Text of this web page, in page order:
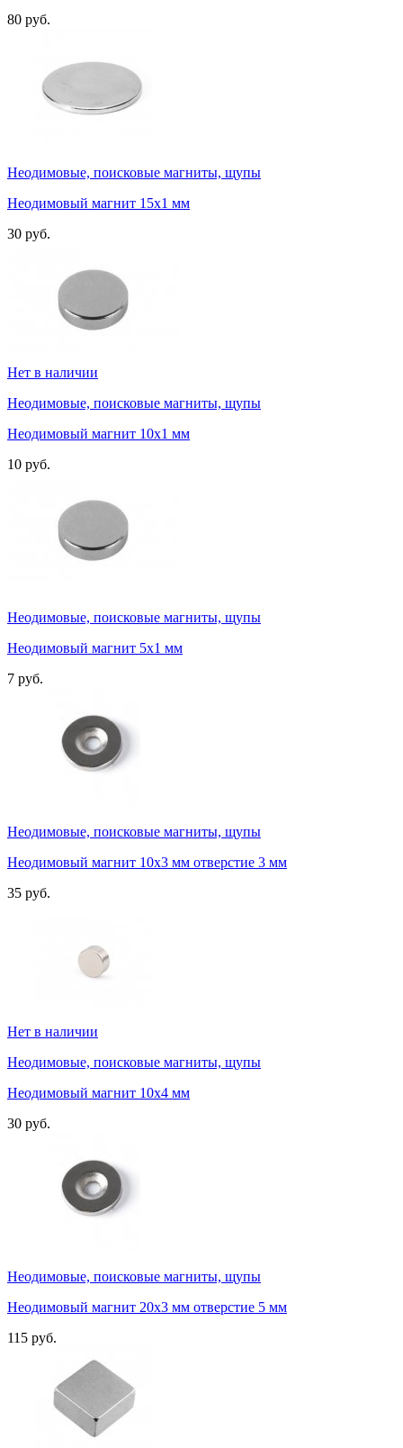
80 руб.
Неодимовые, поисковые магниты, щупы
Неодимовый магнит 15х1 мм
30 руб.
Нет в наличии
Неодимовые, поисковые магниты, щупы
Неодимовый магнит 10х1 мм
10 руб.
Неодимовые, поисковые магниты, щупы
Неодимовый магнит 5х1 мм
7 руб.
Неодимовые, поисковые магниты, щупы
Неодимовый магнит 10х3 мм отверстие 3 мм
35 руб.
Нет в наличии
Неодимовые, поисковые магниты, щупы
Неодимовый магнит 10х4 мм
30 руб.
Неодимовые, поисковые магниты, щупы
Неодимовый магнит 20х3 мм отверстие 5 мм
115 руб.